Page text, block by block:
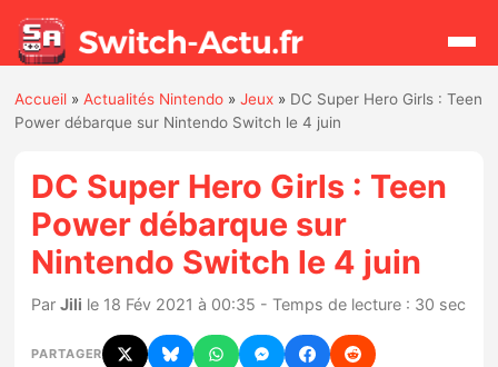
Rechercher
Actualités
Jeux
Hardware
Accueil »Actualités Nintendo »Jeux » DC Super Hero Girls : Teen
Power débarque sur Nintendo Switch le 4 juin
DC Super Hero Girls : Teen
Power débarque sur
Nintendo Switch le 4 juin
ParJili le 18 Fév 2021 à 00:35 - Temps de lecture : 30 sec
PARTAGER